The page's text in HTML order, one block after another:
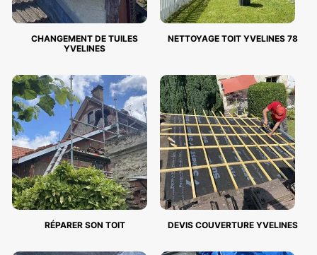
CHANGEMENT DE TUILES
YVELINES
NETTOYAGE TOIT YVELINES 78
RÉPARER SON TOIT DEVIS COUVERTURE YVELINES